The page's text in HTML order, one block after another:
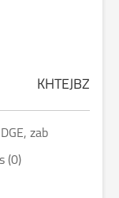
KHTEJBZ
zab
(0)